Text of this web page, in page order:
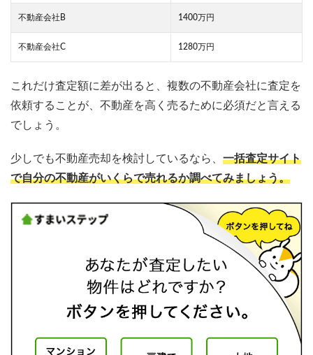
不動産会社B 1400万円
不動産会社C 1280万円
これだけ査定額に差が出ると、複数の不動産会社に査定を
依頼することが、不動産を高く売るために必須だと言える
でしょう。
少しでも不動産売却を検討しているなら、 一括査定サイト
で自分の不動産がいくらで売れるか調べてみましょう。